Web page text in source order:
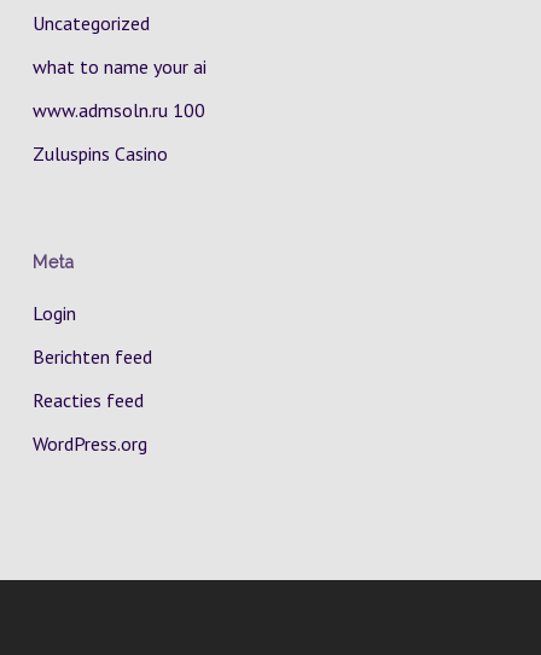
Uncategorized
what to name your ai
www.admsoln.ru 100
Zuluspins Casino
Meta
Login
Berichten feed
Reacties feed
WordPress.org